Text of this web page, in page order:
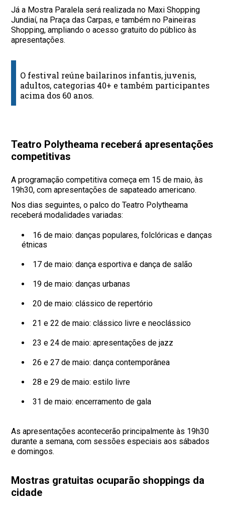
Já a Mostra Paralela será realizada no Maxi Shopping
Jundiaí, na Praça das Carpas, e também no Paineiras
Shopping, ampliando o acesso gratuito do público às
apresentações.
O festival reúne bailarinos infantis, juvenis,
adultos, categorias 40+ e também participantes
acima dos 60 anos.
Teatro Polytheama receberá apresentações
competitivas
A programação competitiva começa em 15 de maio, às
19h30, com apresentações de sapateado americano.
Nos dias seguintes, o palco do Teatro Polytheama
receberá modalidades variadas:
16 de maio: danças populares, folclóricas e danças
étnicas
17 de maio: dança esportiva e dança de salão
19 de maio: danças urbanas
20 de maio: clássico de repertório
21 e 22 de maio: clássico livre e neoclássico
23 e 24 de maio: apresentações de jazz
26 e 27 de maio: dança contemporânea
28 e 29 de maio: estilo livre
31 de maio: encerramento de gala
As apresentações acontecerão principalmente às 19h30
durante a semana, com sessões especiais aos sábados
e domingos.
Mostras gratuitas ocuparão shoppings da
cidade